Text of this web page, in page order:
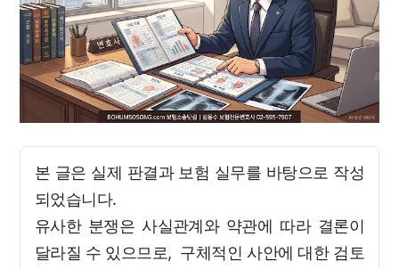
본 글은 실제 판결과 보험 실무를 바탕으로 작성
되었습니다.
유사한 분쟁은 사실관계와 약관에 따라 결론이
달라질 수 있으므로, 구체적인 사안에 대한 검토